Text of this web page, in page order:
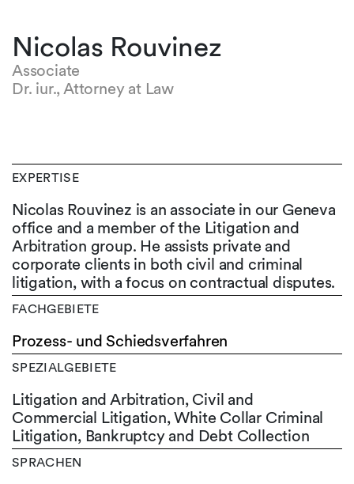
Nicolas Rouvinez
Associate
Dr. iur., Attorney at Law
EXPERTISE
Nicolas Rouvinez is an associate in our Geneva
office and a member of the Litigation and
Arbitration group. He assists private and
corporate clients in both civil and criminal
litigation, with a focus on contractual disputes.
FACHGEBIETE
Prozess- und Schiedsverfahren
SPEZIALGEBIETE
Litigation and Arbitration, Civil and
Commercial Litigation, White Collar Criminal
Litigation, Bankruptcy and Debt Collection
SPRACHEN